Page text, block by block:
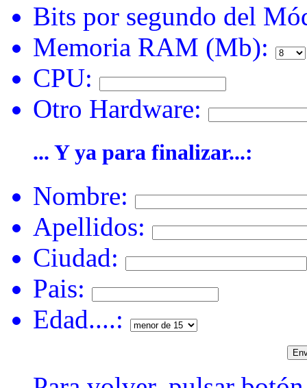
Bits por segundo del
Memoria RAM (Mb):
CPU:
Otro Hardware:
... Y ya para finalizar...:
Nombre:
Apellidos:
Ciudad:
Pais:
Edad....: